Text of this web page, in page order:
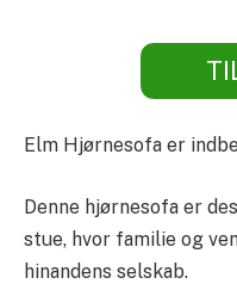
Elm Hjørnesofa er
Denne hjørnesofa er
stue, hvor familie og
hinandens selskab.